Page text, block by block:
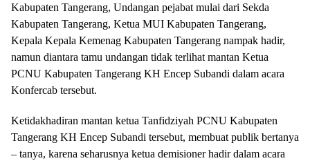
Kabupaten Tangerang, Undangan pejabat mulai dari Sekda
Kabupaten Tangerang, Ketua MUI Kabupaten Tangerang,
Kepala Kepala Kemenag Kabupaten Tangerang nampak hadir,
namun diantara tamu undangan tidak terlihat mantan Ketua
PCNU Kabupaten Tangerang KH Encep Subandi dalam acara
Konfercab tersebut.
Ketidakhadiran mantan ketua Tanfidziyah PCNU Kabupaten
Tangerang KH Encep Subandi tersebut, membuat publik bertanya
– tanya, karena seharusnya ketua demisioner hadir dalam acara